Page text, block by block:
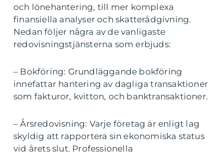
och lönehantering, till mer komplexa
finansiella analyser och skatterådgivning.
Nedan följer några av de vanligaste
redovisningstjänsterna som erbjuds:
– Bokföring: Grundläggande bokföring
innefattar hantering av dagliga transaktioner
som fakturor, kvitton, och banktransaktioner.
– Årsredovisning: Varje företag är enligt lag
skyldig att rapportera sin ekonomiska status
vid årets slut. Professionella